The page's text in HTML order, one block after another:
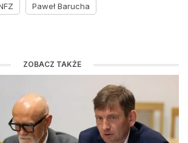
Paweł Barucha
ZOBACZ TAKŻE